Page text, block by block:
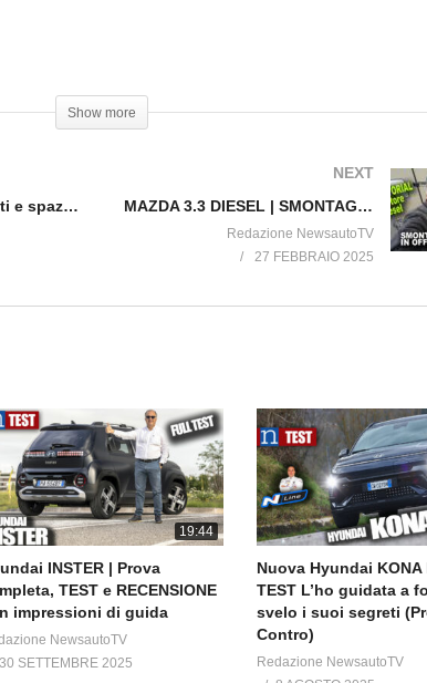
portale italiano on line dedicato alle novità, prove di auto,
con listino prezzi auto nuove e annunci occasione
Show more
Peugeot E-5008: 7 posti e spazio infinito. La prova su strada, impressioni di guida
NEXT
MAZDA 3.3 DIESEL | SMONTAGGIO COMPLETO MOTORE 6 cilindri e-Skyactiv D (CX-60/CX-80) [TUTORIAL]
Redazione NewsautoTV
27 FEBBRAIO 2025
19:44
INSTER | Prova
TEST e RECENSIONE
impressioni di guida
NewsautoTV
30 SETTEMBRE 2025
Nuova Hyundai
TEST L’ho guidata a
svelo i suoi segreti
Contro)
Redazione NewsautoTV